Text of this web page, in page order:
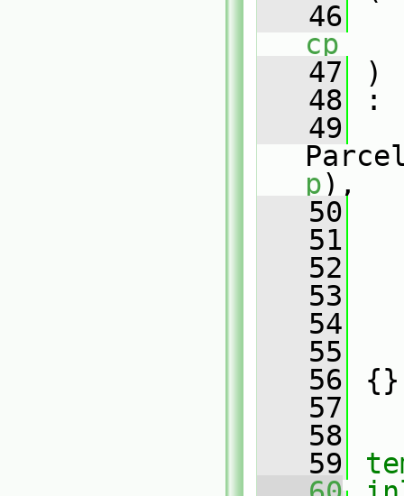
   46
cp
   47
)
   48
:
   49
p),
   50
   51
   52
   53
   54
   55
   56
{}
   57
   58
   59